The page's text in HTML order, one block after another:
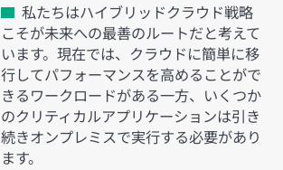
私たちはハイブリッドクラウド戦略
こそが未来への最善のルートだと考えて
います。現在では、クラウドに簡単に移
行してパフォーマンスを高めることがで
きるワークロードがある一方、いくつか
のクリティカルアプリケーションは引き
続きオンプレミスで実行する必要があり
ます。